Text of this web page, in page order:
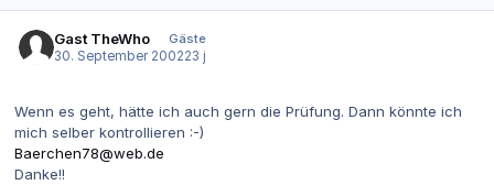
Gast TheWho
Gäste
30. September 200223 j
Wenn es geht, hätte ich auch gern die Prüfung. Dann könnte ich
mich selber kontrollieren :-)
Baerchen78@web.de
Danke!!